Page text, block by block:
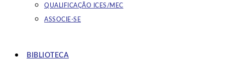
QUALIFICAÇÃO ICES/MEC
ASSOCIE-SE
BIBLIOTECA